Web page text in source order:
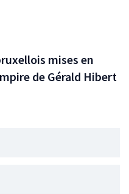
mises en
de Gérald Hibert